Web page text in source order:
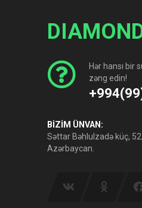
Hər hansı bir
zəng edin!
BİZİM ÜNVAN:
Səttar Bəhlulzadə küç,
Azərbaycan.